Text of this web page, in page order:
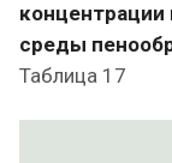
концентрации
среды
Таблица 17